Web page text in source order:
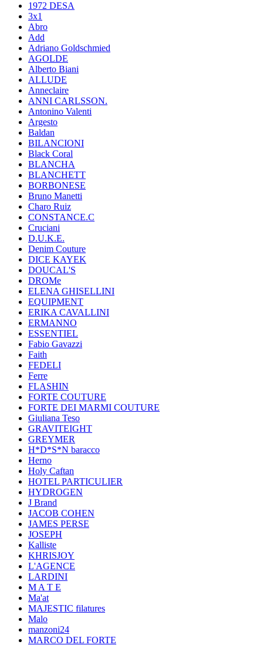
1972 DESA
3x1
Abro
Add
Adriano Goldschmied
AGOLDE
Alberto Biani
ALLUDE
Anneclaire
ANNI CARLSSON.
Antonino Valenti
Argesto
Baldan
BILANCIONI
Black Coral
BLANCHA
BLANCHETT
BORBONESE
Bruno Manetti
Charo Ruiz
CONSTANCE.C
Cruciani
D.U.K.E.
Denim Couture
DICE KAYEK
DOUCAL'S
DROMe
ELENA GHISELLINI
EQUIPMENT
ERIKA CAVALLINI
ERMANNO
ESSENTIEL
Fabio Gavazzi
Faith
FEDELI
Ferre
FLASHIN
FORTE COUTURE
FORTE DEI MARMI COUTURE
Giuliana Teso
GRAVITEIGHT
GREYMER
H*D*S*N baracco
Herno
Holy Caftan
HOTEL PARTICULIER
HYDROGEN
J Brand
JACOB COHEN
JAMES PERSE
JOSEPH
Kalliste
KHRISJOY
L'AGENCE
LARDINI
M A T E
Ma'at
MAJESTIC filatures
Malo
manzoni24
MARCO DEL FORTE